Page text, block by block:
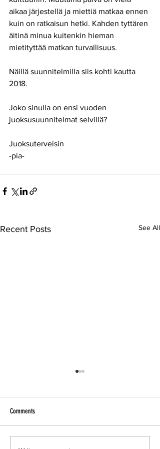
aikaa järjestellä ja miettiä matkaa ennen
kuin on ratkaisun hetki. Kahden tyttären
äitinä minua kuitenkin hieman
mietityttää matkan turvallisuus.
Näillä suunnitelmilla siis kohti kautta
2018.
Joko sinulla on ensi vuoden
juoksusuunnitelmat selvillä?
Juoksuterveisin
-pia-
Recent Posts See All
Comments